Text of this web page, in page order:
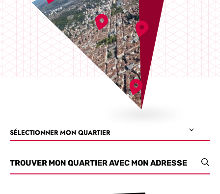
SÉLECTIONNER MON QUARTIER
TROUVER MON QUARTIER AVEC MON ADRESSE